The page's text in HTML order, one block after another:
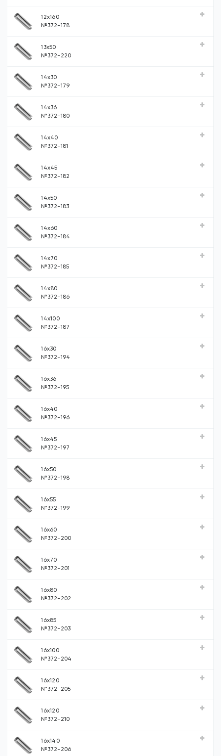
12x160
№372-178
13х50
№372-220
14x30
№372-179
14x36
№372-180
14x40
№372-181
14x45
№372-182
14x50
№372-183
14x60
№372-184
14x70
№372-185
14x80
№372-186
14x100
№372-187
16x30
№372-194
16x36
№372-195
16x40
№372-196
16x45
№372-197
16x50
№372-198
16x55
№372-199
16x60
№372-200
16x70
№372-201
16x80
№372-202
16x85
№372-203
16x100
№372-204
16x120
№372-205
16х120
№372-210
16x140
№372-206